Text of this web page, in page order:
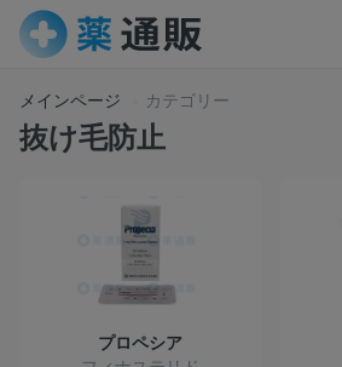
メインページ カテゴリー
抜け毛防止
プロペシア